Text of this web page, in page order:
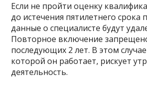
Если не пройти оценку
до истечения пятилетнего срока
данные о специалисте будут
Повторное включение
последующих 2 лет. В этом
которой он работает, рискует
деятельность.